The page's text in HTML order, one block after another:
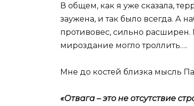
В общем, как я уже сказала,
заужена, и так было всегда. А
противовес, сильно расширен.
мироздание могло троллить….
Мне до костей близка мысль
«Отвага – это не отсутствие